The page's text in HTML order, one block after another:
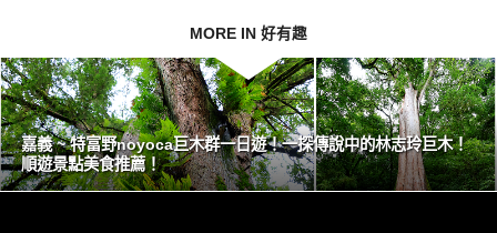
MORE IN 好有趣
嘉義 ~ 特富野noyoca巨木群一日遊！一探傳說中的林志玲巨木！
順遊景點美食推薦！